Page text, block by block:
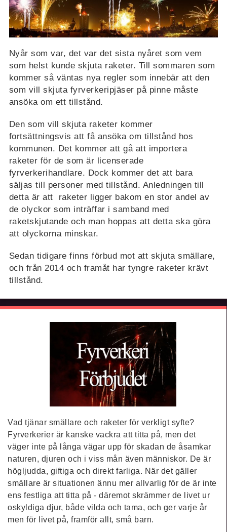
Nyår som var, det var det sista nyåret som vem
som helst kunde skjuta raketer. Till sommaren som
kommer så väntas nya regler som innebär att den
som vill skjuta fyrverkeripjäser på pinne måste
ansöka om ett tillstånd.
Den som vill skjuta raketer kommer
fortsättningsvis att få ansöka om tillstånd hos
kommunen. Det kommer att gå att importera
raketer för de som är licenserade
fyrverkerihandlare. Dock kommer det att bara
säljas till personer med tillstånd. Anledningen till
detta är att raketer ligger bakom en stor andel av
de olyckor som inträffar i samband med
raketskjutande och man hoppas att detta ska göra
att olyckorna minskar.
Sedan tidigare finns förbud mot att skjuta smällare,
och från 2014 och framåt har tyngre raketer krävt
tillstånd.
Vad tjänar smällare och raketer för verkligt syfte?
Fyrverkerier är kanske vackra att titta på, men det
väger inte på långa vägar upp för skadan de åsamkar
naturen, djuren och i viss mån även människor. De är
högljudda, giftiga och direkt farliga. När det gäller
smällare är situationen ännu mer allvarlig för de är inte
ens festliga att titta på - däremot skrämmer de livet ur
oskyldiga djur, både vilda och tama, och ger varje år
men för livet på, framför allt, små barn.